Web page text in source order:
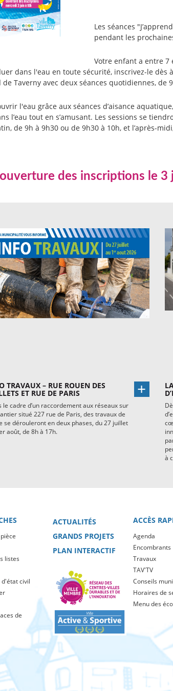
Les séances
pendant les
Votre enfant a entre 7
dans l'eau en toute sécurité, inscrivez-le
Taverny avec deux séances quotidiennes, de
l'eau grâce aux séances d’aisance
l’eau tout en s’amusant. Les sessions se
de 9h à 9h30 ou de 9h30 à 10h, et l’après-
des inscriptions le 3
TRAVAUX – RUE ROUEN DES
ET RUE DE PARIS
le cadre d’un raccordement aux réseaux sur
situé 227 rue de Paris, des travaux de
se dérouleront en deux phases, du 27 juillet
août, de 8h à 17h.
à
listes
civil
de
ACTUALITÉS
GRANDS PROJETS
PLAN INTERACTIF
ACCÈS
Agenda
Encombrants
Travaux
TAV'TV
Conseils
Horaires de
Menu des